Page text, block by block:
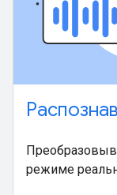
режиме